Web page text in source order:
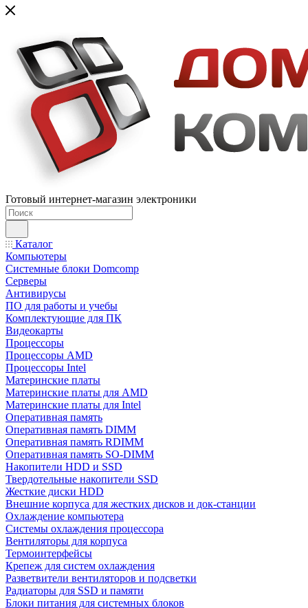
Готовый интернет-магазин электроники
Каталог
Компьютеры
Системные блоки Domcomp
Серверы
Антивирусы
ПО для работы и учебы
Комплектующие для ПК
Видеокарты
Процессоры
Процессоры AMD
Процессоры Intel
Материнские платы
Материнские платы для AMD
Материнские платы для Intel
Оперативная память
Оперативная память DIMM
Оперативная память RDIMM
Оперативная память SO-DIMM
Накопители HDD и SSD
Твердотельные накопители SSD
Жесткие диски HDD
Внешние корпуса для жестких дисков и док-станции
Охлаждение компьютера
Системы охлаждения процессора
Вентиляторы для корпуса
Термоинтерфейсы
Крепеж для систем охлаждения
Разветвители вентиляторов и подсветки
Радиаторы для SSD и памяти
Блоки питания для системных блоков